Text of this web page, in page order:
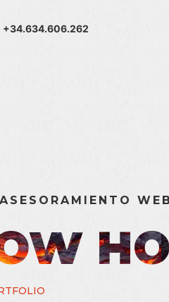
+34.634.606.262
ASESORAMIENTO WEB